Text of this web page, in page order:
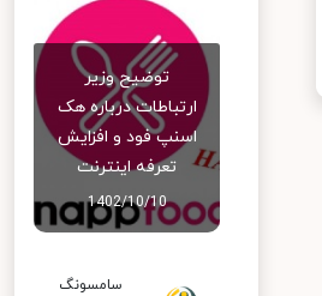
توضیح وزیر
ارتباطات درباره هک
اسنپ‌ فود و افزایش
تعرفه اینترنت
1402/10/10
سامسونگ